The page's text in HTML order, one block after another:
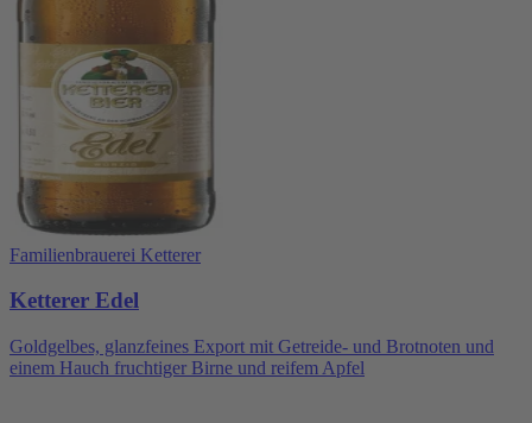
Familienbrauerei Ketterer
Ketterer Edel
Goldgelbes, glanzfeines Export mit Getreide- und Brotnoten und
einem Hauch fruchtiger Birne und reifem Apfel